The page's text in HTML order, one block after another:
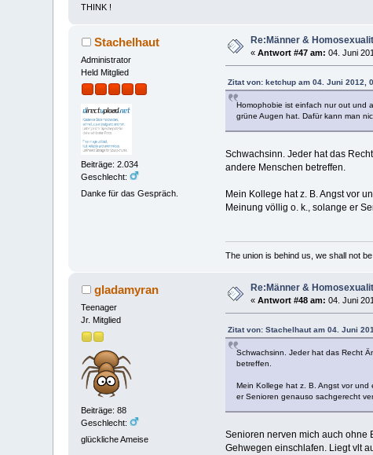
THINK !
Stachelhaut
Administrator
Held Mitglied
Beiträge: 2.034
Geschlecht:
Danke für das Gespräch.
Re:Männer &
«Antwort #47 am: 04. Juni
Zitat von: ketchup am 04. Juni 2012,
Homophobie ist einfach nur out und
grüne Augen hat. Dafür kann man
Schwachsinn. Jeder hat das
andere Menschen betreffen.
Mein Kollege hat z. B. Angst vor
Meinung völlig o. k., solange er
The union is behind us, we shall not
gladamyran
Teenager
Jr. Mitglied
Beiträge: 88
Geschlecht:
glückliche Ameise
Re:Männer &
«Antwort #48 am: 04. Juni
Zitat von: Stachelhaut am 04. Juni
Schwachsinn. Jeder hat das Recht
betreffen.
Mein Kollege hat z. B. Angst vor
er Senioren genauso sachgerecht
Senioren nerven mich auch ohne
Gehwegen einschlafen. Liegt vlt